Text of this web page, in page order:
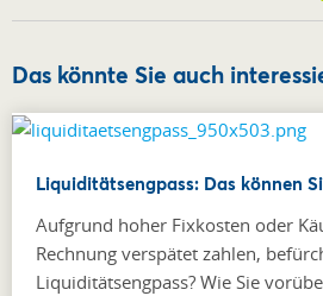
Das könnte Sie auch
Liquiditätsengpass: Das können
Aufgrund hoher Fixkosten oder
Rechnung verspätet zahlen,
Liquiditätsengpass? Wie Sie